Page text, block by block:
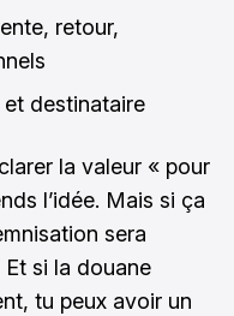
retour,
destinataire
la valeur « pour
l’idée. Mais si ça
sera
si la douane
tu peux avoir un